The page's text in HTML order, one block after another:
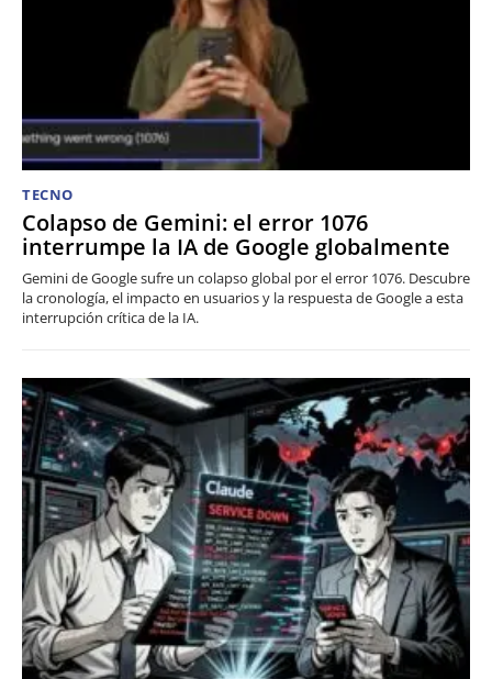
TECNO
Colapso de Gemini: el error 1076
interrumpe la IA de Google globalmente
Gemini de Google sufre un colapso global por el error 1076. Descubre
la cronología, el impacto en usuarios y la respuesta de Google a esta
interrupción crítica de la IA.